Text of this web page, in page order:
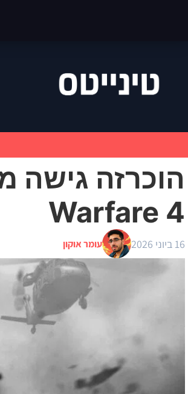
Warfare 4
16 ביוני 2026 עומר אוקון